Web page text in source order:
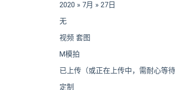
2020 » 7月 » 27日
无
视频 套图
M模拍
已上传（或正在上传中，需耐心等待
定制